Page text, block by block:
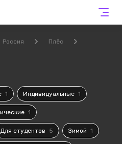
Россия
Плёс
1 Индивидуальные 1
1
Для студентов 5 Зимой 1